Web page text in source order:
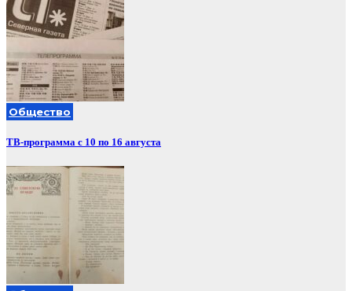
Общество
ТВ-программа с 10 по 16 августа